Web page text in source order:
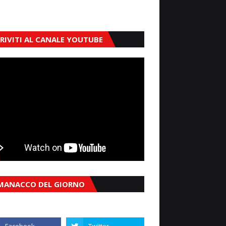
AL CANALE YOUTUBE
DEL GIORNO